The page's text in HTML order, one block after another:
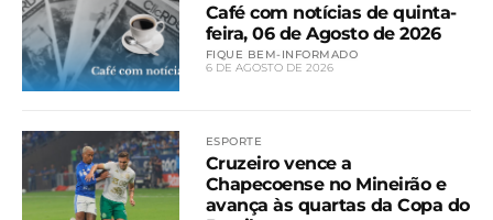
Café com notícias de quinta-
feira, 06 de Agosto de 2026
FIQUE BEM-INFORMADO
6 DE AGOSTO DE 2026
ESPORTE
Cruzeiro vence a
Chapecoense no Mineirão e
avança às quartas da Copa do